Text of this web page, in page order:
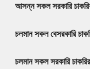
আসন্ন সকল সরকারি
চলমান সকল বেসরকারি
চলমান সকল সরকারি